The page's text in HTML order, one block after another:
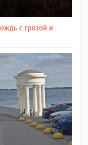
с грозой и